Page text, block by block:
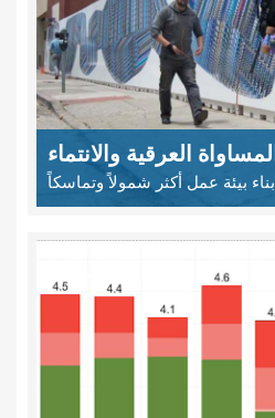
المساواة العرقية والانتماء
بناء بيئة عمل أكثر شمولاً وتماسكاً